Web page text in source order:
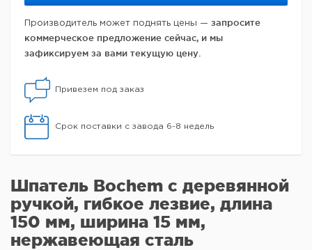
Производитель может поднять цены — запросите
коммерческое предложение сейчас, и мы
зафиксируем за вами текущую цену.
Привезем под заказ
Срок поставки с завода 6-8 недель
Шпатель Bochem с деревянной
ручкой, гибкое лезвие, длина
150 мм, ширина 15 мм,
нержавеющая сталь